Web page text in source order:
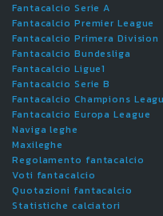
Fantacalcio Serie A
Fantacalcio Premier League
Fantacalcio Primera Division
Fantacalcio Bundesliga
Fantacalcio Ligue1
Fantacalcio Serie B
Fantacalcio Champions
Fantacalcio Europa League
Naviga leghe
Maxileghe
Regolamento fantacalcio
Voti fantacalcio
Quotazioni fantacalcio
Statistiche calciatori